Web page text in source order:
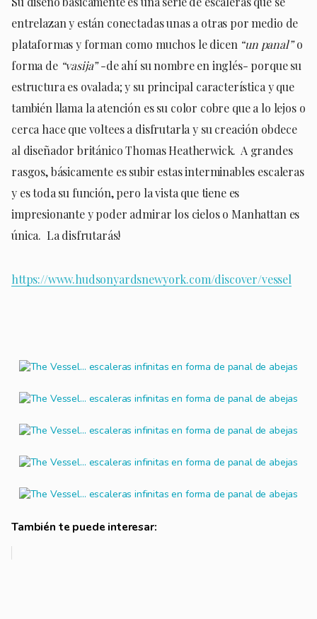
entrelazan y están conectadas unas a otras por medio de
plataformas y forman como muchos le dicen “un panal”o
forma de “vasija”-de ahí su nombre en inglés- porque su
estructura es ovalada; y su principal característica y que
también llama la atención es su color cobre que a lo lejos o
cerca hace que voltees a disfrutarla y su creación obdece
al diseñador británico Thomas Heatherwick. A grandes
rasgos, básicamente es subir estas interminables escaleras
y es toda su función, pero la vista que tiene es
impresionante y poder admirar los cielos o Manhattan es
única. La disfrutarás!
https://www.hudsonyardsnewyork.com/discover/vessel
También te puede interesar: